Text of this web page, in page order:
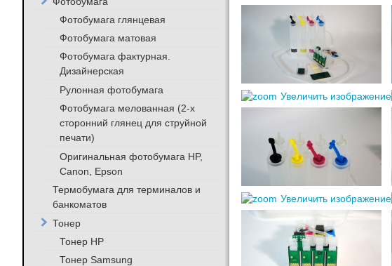
Увеличить изображение
Увеличить изображение
Фотобумага глянцевая
Фотобумага матовая
Фотобумага фактурная.
Дизайнерская
Рулонная фотобумага
Фотобумага мелованная (2-х
сторонний глянец для струйной
печати)
Оригинальная фотобумага HP,
Canon, Epson
Термобумага для терминалов и
банкоматов
Тонер
Тонер HP
Тонер Samsung